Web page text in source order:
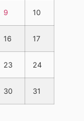
9 10
16 17
23 24
30 31